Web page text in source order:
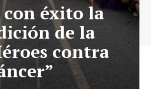
con éxito la
de la
contra